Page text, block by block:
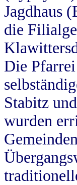
Jagdhaus
die
Die
Stabitz
wurden